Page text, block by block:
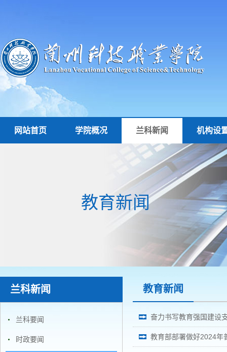
网站首页 学院概况 兰科新闻 机构设
教育新闻
兰科新闻
兰科要闻
时政要闻
教育新闻
奋力书写教育强国建设
教育部部署做好2024年